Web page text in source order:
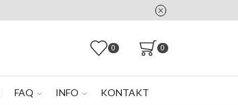
0 0
FAQ INFO KONTAKT